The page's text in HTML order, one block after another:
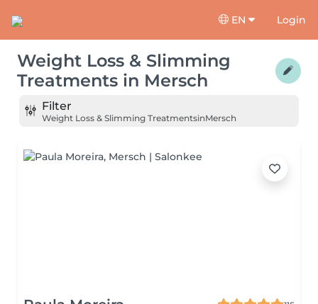
EN Login
Weight Loss & Slimming
Treatments in Mersch
Filter
Weight Loss & Slimming TreatmentsinMersch